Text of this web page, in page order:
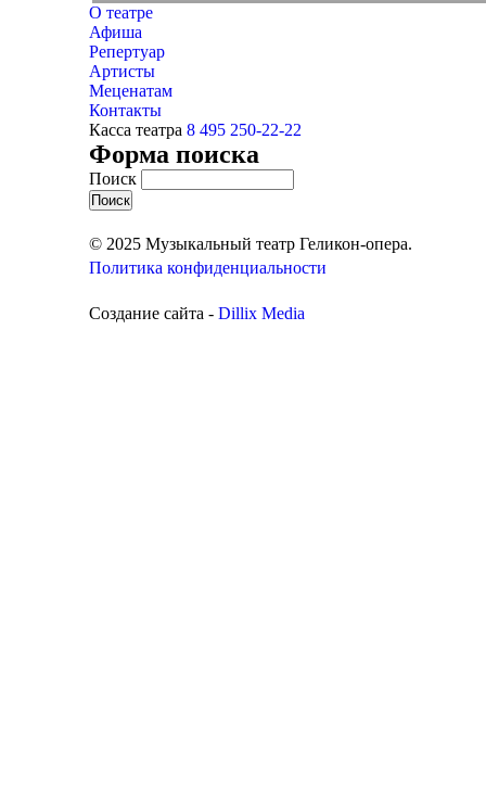
О театре
Афиша
Репертуар
Артисты
Меценатам
Контакты
Касса театра 8 495 250-22-22
Форма поиска
Поиск
© 2025 Музыкальный театр Геликон-опера.
Политика конфиденциальности
Создание сайта - Dillix Media